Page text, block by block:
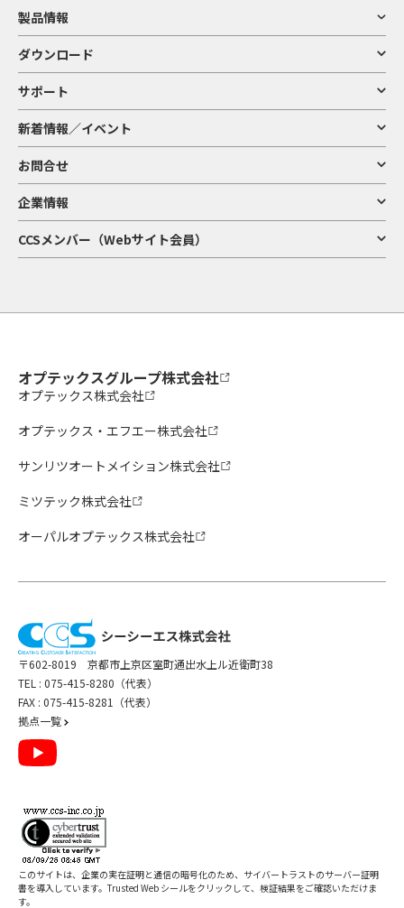
製品情報
ダウンロード
サポート
新着情報／イベント
お問合せ
企業情報
CCSメンバー（Webサイト会員）
オプテックスグループ株式会社
オプテックス株式会社
オプテックス・エフエー株式会社
サンリツオートメイション株式会社
ミツテック株式会社
オーパルオプテックス株式会社
〒602-8019 京都市上京区室町通出水上ル近衛町38
TEL : 075-415-8280（代表）
FAX : 075-415-8281（代表）
拠点一覧
このサイトは、企業の実在証明と通信の暗号化のため、サイバートラストのサーバー証明
書を導入しています。Trusted Web シールをクリックして、検証結果をご確認いただけま
す。